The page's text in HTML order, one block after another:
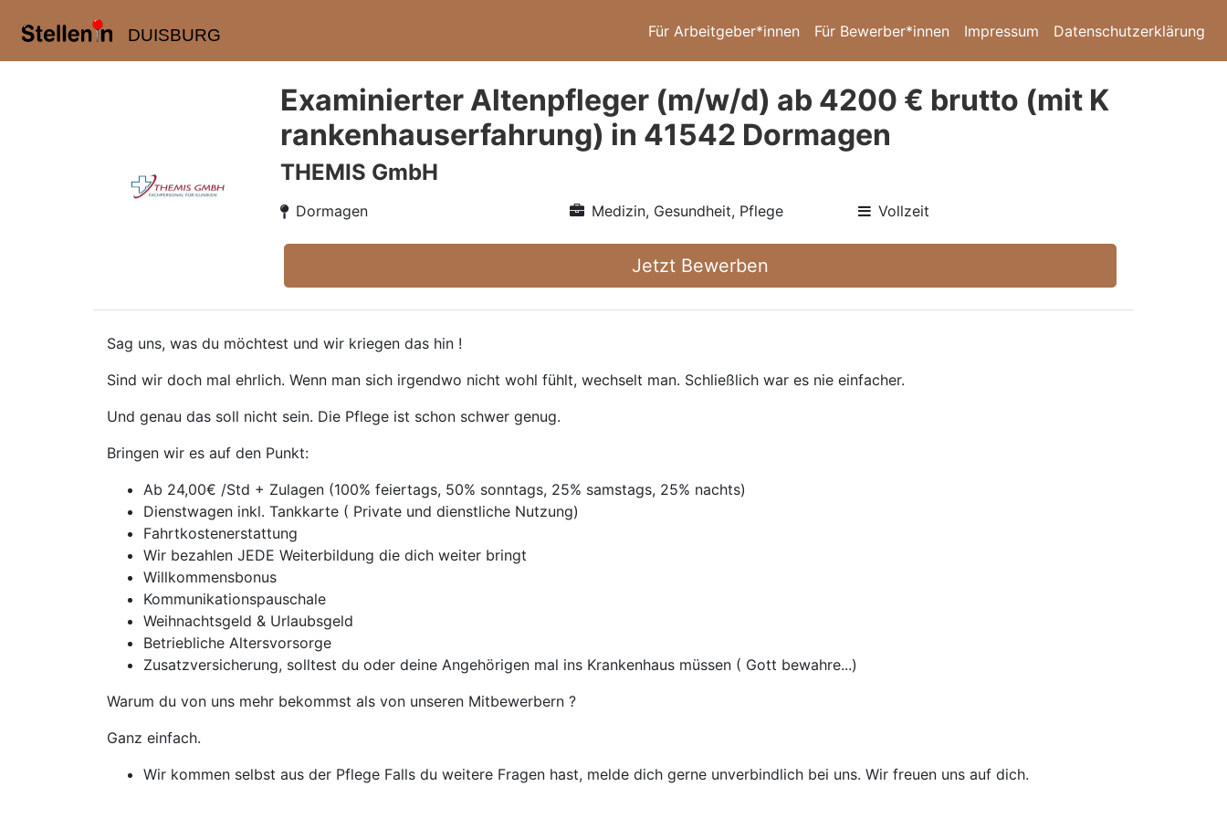
DUISBURG Für Arbeitgeber*innen Für Bewerber*innen Impressum Datenschutzerklärung
Examinierter Altenpfleger (m/w/d) ab 4200 € brutto (mit K
rankenhauserfahrung) in 41542 Dormagen
THEMIS GmbH
Dormagen Medizin, Gesundheit, Pflege Vollzeit
Jetzt Bewerben
Sag uns, was du möchtest und wir kriegen das hin !
Sind wir doch mal ehrlich. Wenn man sich irgendwo nicht wohl fühlt, wechselt man. Schließlich war es nie einfacher.
Und genau das soll nicht sein. Die Pflege ist schon schwer genug.
Bringen wir es auf den Punkt:
Ab 24,00€ /Std + Zulagen (100% feiertags, 50% sonntags, 25% samstags, 25% nachts)
Dienstwagen inkl. Tankkarte ( Private und dienstliche Nutzung)
Fahrtkostenerstattung
Wir bezahlen JEDE Weiterbildung die dich weiter bringt
Willkommensbonus
Kommunikationspauschale
Weihnachtsgeld & Urlaubsgeld
Betriebliche Altersvorsorge
Zusatzversicherung, solltest du oder deine Angehörigen mal ins Krankenhaus müssen ( Gott bewahre...)
Warum du von uns mehr bekommst als von unseren Mitbewerbern ?
Ganz einfach.
Wir kommen selbst aus der Pflege Falls du weitere Fragen hast, melde dich gerne unverbindlich bei uns. Wir freuen uns auf dich.